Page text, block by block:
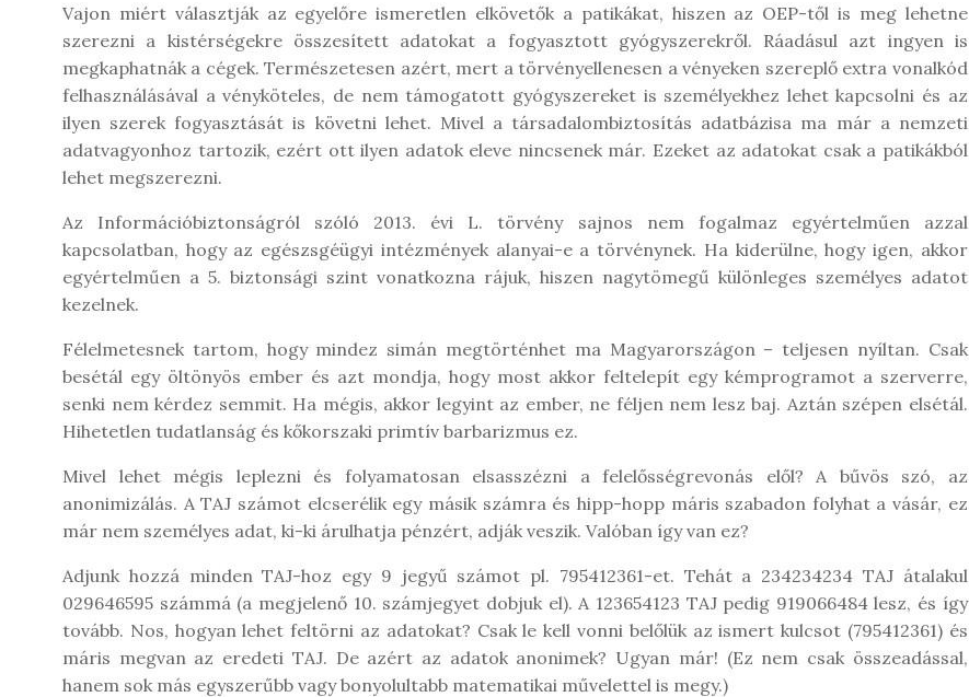
Vajon miért választják az egyelőre ismeretlen elkövetők a patikákat, hiszen az OEP-től is meg lehetne
szerezni a kistérségekre összesített adatokat a fogyasztott gyógyszerekről. Ráadásul azt ingyen is
megkaphatnák a cégek. Természetesen azért, mert a törvényellenesen a vényeken szereplő extra vonalkód
felhasználásával a vényköteles, de nem támogatott gyógyszereket is személyekhez lehet kapcsolni és az
ilyen szerek fogyasztását is követni lehet. Mivel a társadalombiztosítás adatbázisa ma már a nemzeti
adatvagyonhoz tartozik, ezért ott ilyen adatok eleve nincsenek már. Ezeket az adatokat csak a patikákból
lehet megszerezni.
Az Információbiztonságról szóló 2013. évi L. törvény sajnos nem fogalmaz egyértelműen azzal
kapcsolatban, hogy az egészsgéügyi intézmények alanyai-e a törvénynek. Ha kiderülne, hogy igen, akkor
egyértelműen a 5. biztonsági szint vonatkozna rájuk, hiszen nagytömegű különleges személyes adatot
kezelnek.
Félelmetesnek tartom, hogy mindez simán megtörténhet ma Magyarországon – teljesen nyíltan. Csak
besétál egy öltönyös ember és azt mondja, hogy most akkor feltelepít egy kémprogramot a szerverre,
senki nem kérdez semmit. Ha mégis, akkor legyint az ember, ne féljen nem lesz baj. Aztán szépen elsétál.
Hihetetlen tudatlanság és kőkorszaki primtív barbarizmus ez.
Mivel lehet mégis leplezni és folyamatosan elsasszézni a felelősségrevonás elől? A bűvös szó, az
anonimizálás. A TAJ számot elcserélik egy másik számra és hipp-hopp máris szabadon folyhat a vásár, ez
már nem személyes adat, ki-ki árulhatja pénzért, adják veszik. Valóban így van ez?
Adjunk hozzá minden TAJ-hoz egy 9 jegyű számot pl. 795412361-et. Tehát a 234234234 TAJ átalakul
029646595 számmá (a megjelenő 10. számjegyet dobjuk el). A 123654123 TAJ pedig 919066484 lesz, és így
tovább. Nos, hogyan lehet feltörni az adatokat? Csak le kell vonni belőlük az ismert kulcsot (795412361) és
máris megvan az eredeti TAJ. De azért az adatok anonimek? Ugyan már! (Ez nem csak összeadással,
hanem sok más egyszerűbb vagy bonyolultabb matematikai művelettel is megy.)